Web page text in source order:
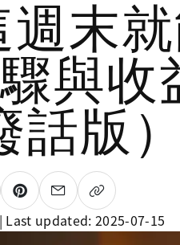
末
與收
話版
| Last updated: 2025-07-15